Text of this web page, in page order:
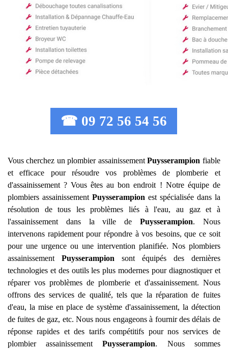
☎ 09 72 56 54 56
Vous cherchez un plombier assainissementPuysserampion fiable
et efficace pour résoudre vos problèmes de plomberie et
d'assainissement ? Vous êtes au bon endroit ! Notre équipe de
plombiers assainissement Puysserampion est spécialisée dans la
résolution de tous les problèmes liés à l'eau, au gaz et à
l'assainissement dans la ville de Puysserampion. Nous
intervenons rapidement pour répondre à vos besoins, que ce soit
pour une urgence ou une intervention planifiée. Nos plombiers
assainissement Puysserampion sont équipés des dernières
technologies et des outils les plus modernes pour diagnostiquer et
réparer vos problèmes de plomberie et d'assainissement. Nous
offrons des services de qualité, tels que la réparation de fuites
d'eau, la mise en place de système d'assainissement, la détection
de fuites de gaz, etc. Nous nous engageons à fournir des délais de
réponse rapides et des tarifs compétitifs pour nos services de
plombier assainissementPuysserampion. Nous sommes